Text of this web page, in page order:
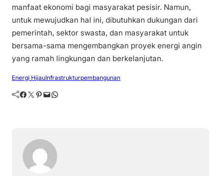
manfaat ekonomi bagi masyarakat pesisir. Namun,
untuk mewujudkan hal ini, dibutuhkan dukungan dari
pemerintah, sektor swasta, dan masyarakat untuk
bersama-sama mengembangkan proyek energi angin
yang ramah lingkungan dan berkelanjutan.
Energi HijauInfrastrukturpembangunan
Facebook Twitter Pinterest Mail WhatsApp